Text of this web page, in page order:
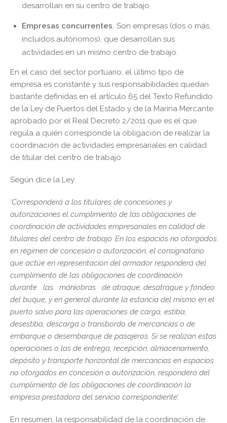
desarrollan en su centro de trabajo.
Empresas concurrentes. Son empresas (dos o más,
incluidos autónomos), que desarrollan sus
actividades en un mismo centro de trabajo.
En el caso del sector portuario, el último tipo de
empresa es constante y sus responsabilidades quedan
bastante definidas en el artículo 65 del Texto Refundido
de la Ley de Puertos del Estado y de la Marina Mercante
aprobado por el Real Decreto 2/2011 que es el que
regula a quién corresponde la obligación de realizar la
coordinación de actividades empresariales en calidad
de titular del centro de trabajo.
Según dice la Ley:
‘Corresponderá a los titulares de concesiones y
autorizaciones el cumplimiento de las obligaciones de
coordinación de actividades empresariales en calidad de
titulares del centro de trabajo. En los espacios no otorgados
en régimen de concesión o autorización, el consignatario
que actúe en representación del armador responderá del
cumplimiento de las obligaciones de coordinación
durante las maniobras de atraque, desatraque y fondeo
del buque, y en general durante la estancia del mismo en el
puerto salvo para las operaciones de carga, estiba,
desestiba, descarga o transbordo de mercancías o de
embarque o desembarque de pasajeros. Si se realizan estas
operaciones o las de entrega, recepción, almacenamiento,
depósito y transporte horizontal de mercancías en espacios
no otorgados en concesión o autorización, responderá del
cumplimiento de las obligaciones de coordinación la
empresa prestadora del servicio correspondiente’.
En resumen, la responsabilidad de la coordinación de